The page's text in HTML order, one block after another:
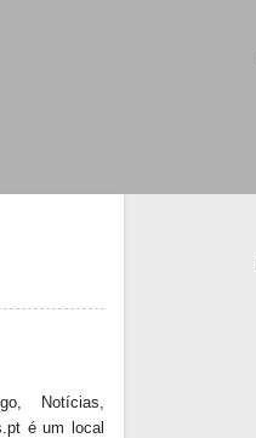
Notícias,
é um local